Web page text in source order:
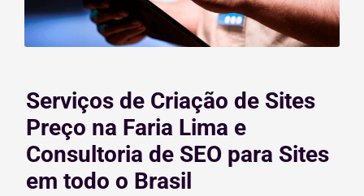
Serviços de Criação de Sites
Preço na Faria Lima e
Consultoria de SEO para Sites
em todo o Brasil